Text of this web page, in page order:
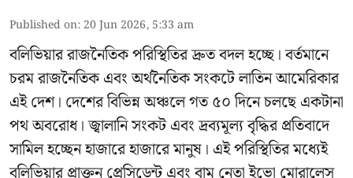
Published on: 20 Jun 2026, 5:33 am
বলিভিয়ার রাজনৈতিক পরিস্থিতির দ্রুত বদল হচ্ছে। বর্তমানে
চরম রাজনৈতিক এবং অর্থনৈতিক সংকটে লাতিন আমেরিকার
এই দেশ। দেশের বিভিন্ন অঞ্চলে গত ৫০ দিনে চলছে একটানা
পথ অবরোধ। জ্বালানি সংকট এবং দ্রব্যমূল্য বৃদ্ধির প্রতিবাদে
সামিল হচ্ছেন হাজারে হাজারে মানুষ। এই পরিস্থিতির মধ্যেই